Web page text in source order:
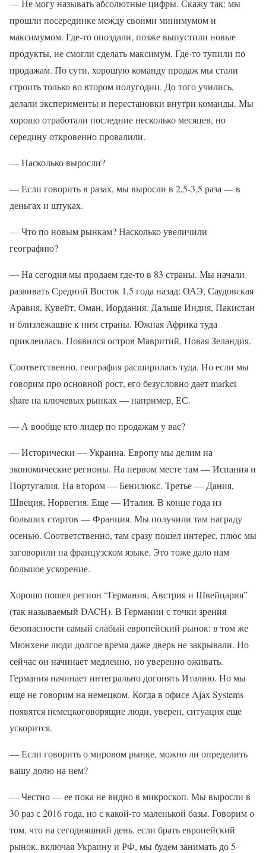
— Не могу называть абсолютные цифры. Скажу так: мы
прошли посерединке между своими минимумом и
максимумом. Где-то опоздали, позже выпустили новые
продукты, не смогли сделать максимум. Где-то тупили по
продажам. По сути, хорошую команду продаж мы стали
строить только во втором полугодии. До того учились,
делали эксперименты и перестановки внутри команды. Мы
хорошо отработали последние несколько месяцев, но
середину откровенно провалили.
— Насколько выросли?
— Если говорить в разах, мы выросли в 2,5-3,5 раза — в
деньгах и штуках.
— Что по новым рынкам? Насколько увеличили
географию?
— На сегодня мы продаем где-то в 83 страны. Мы начали
развивать Средний Восток 1,5 года назад: ОАЭ, Саудовская
Аравия, Кувейт, Оман, Иордания. Дальше Индия, Пакистан
и близлежащие к ним страны. Южная Африка туда
приклеилась. Появился остров Мавритий, Новая Зеландия.
Соответственно, география расширилась туда. Но если мы
говорим про основной рост, его безусловно дает market
share на ключевых рынках — например, ЕС.
— А вообще кто лидер по продажам у вас?
— Исторически — Украина. Европу мы делим на
экономические регионы. На первом месте там — Испания и
Португалия. На втором — Бенилюкс. Третье — Дания,
Швеция, Норвегия. Еще — Италия. В конце года из
больших стартов — Франция. Мы получили там награду
осенью. Соответственно, там сразу пошел интерес, плюс мы
заговорили на французском языке. Это тоже дало нам
большое ускорение.
Хорошо пошел регион “Германия, Австрия и Швейцария”
(так называемый DACH). В Германии с точки зрения
безопасности самый слабый европейский рынок: в том же
Мюнхене люди долгое время даже дверь не закрывали. Но
сейчас он начинает медленно, но уверенно оживать.
Германия начинает интегрально догонять Италию. Но мы
еще не говорим на немецком. Когда в офисе Ajax Systems
появятся немецкоговорящие люди, уверен, ситуация еще
ускорится.
— Если говорить о мировом рынке, можно ли определить
вашу долю на нем?
— Честно — ее пока не видно в микроскоп. Мы выросли в
30 раз с 2016 года, но с какой-то маленькой базы. Говорим о
том, что на сегодняшний день, если брать европейский
рынок, включая Украину и РФ, мы будем занимать до 5-